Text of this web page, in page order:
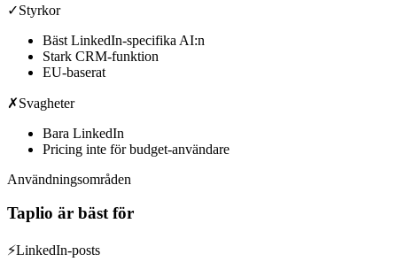
✓Styrkor
Bäst LinkedIn-specifika AI:n
Stark CRM-funktion
EU-baserat
✗Svagheter
Bara LinkedIn
Pricing inte för budget-användare
Användningsområden
Taplio är bäst för
⚡LinkedIn-posts